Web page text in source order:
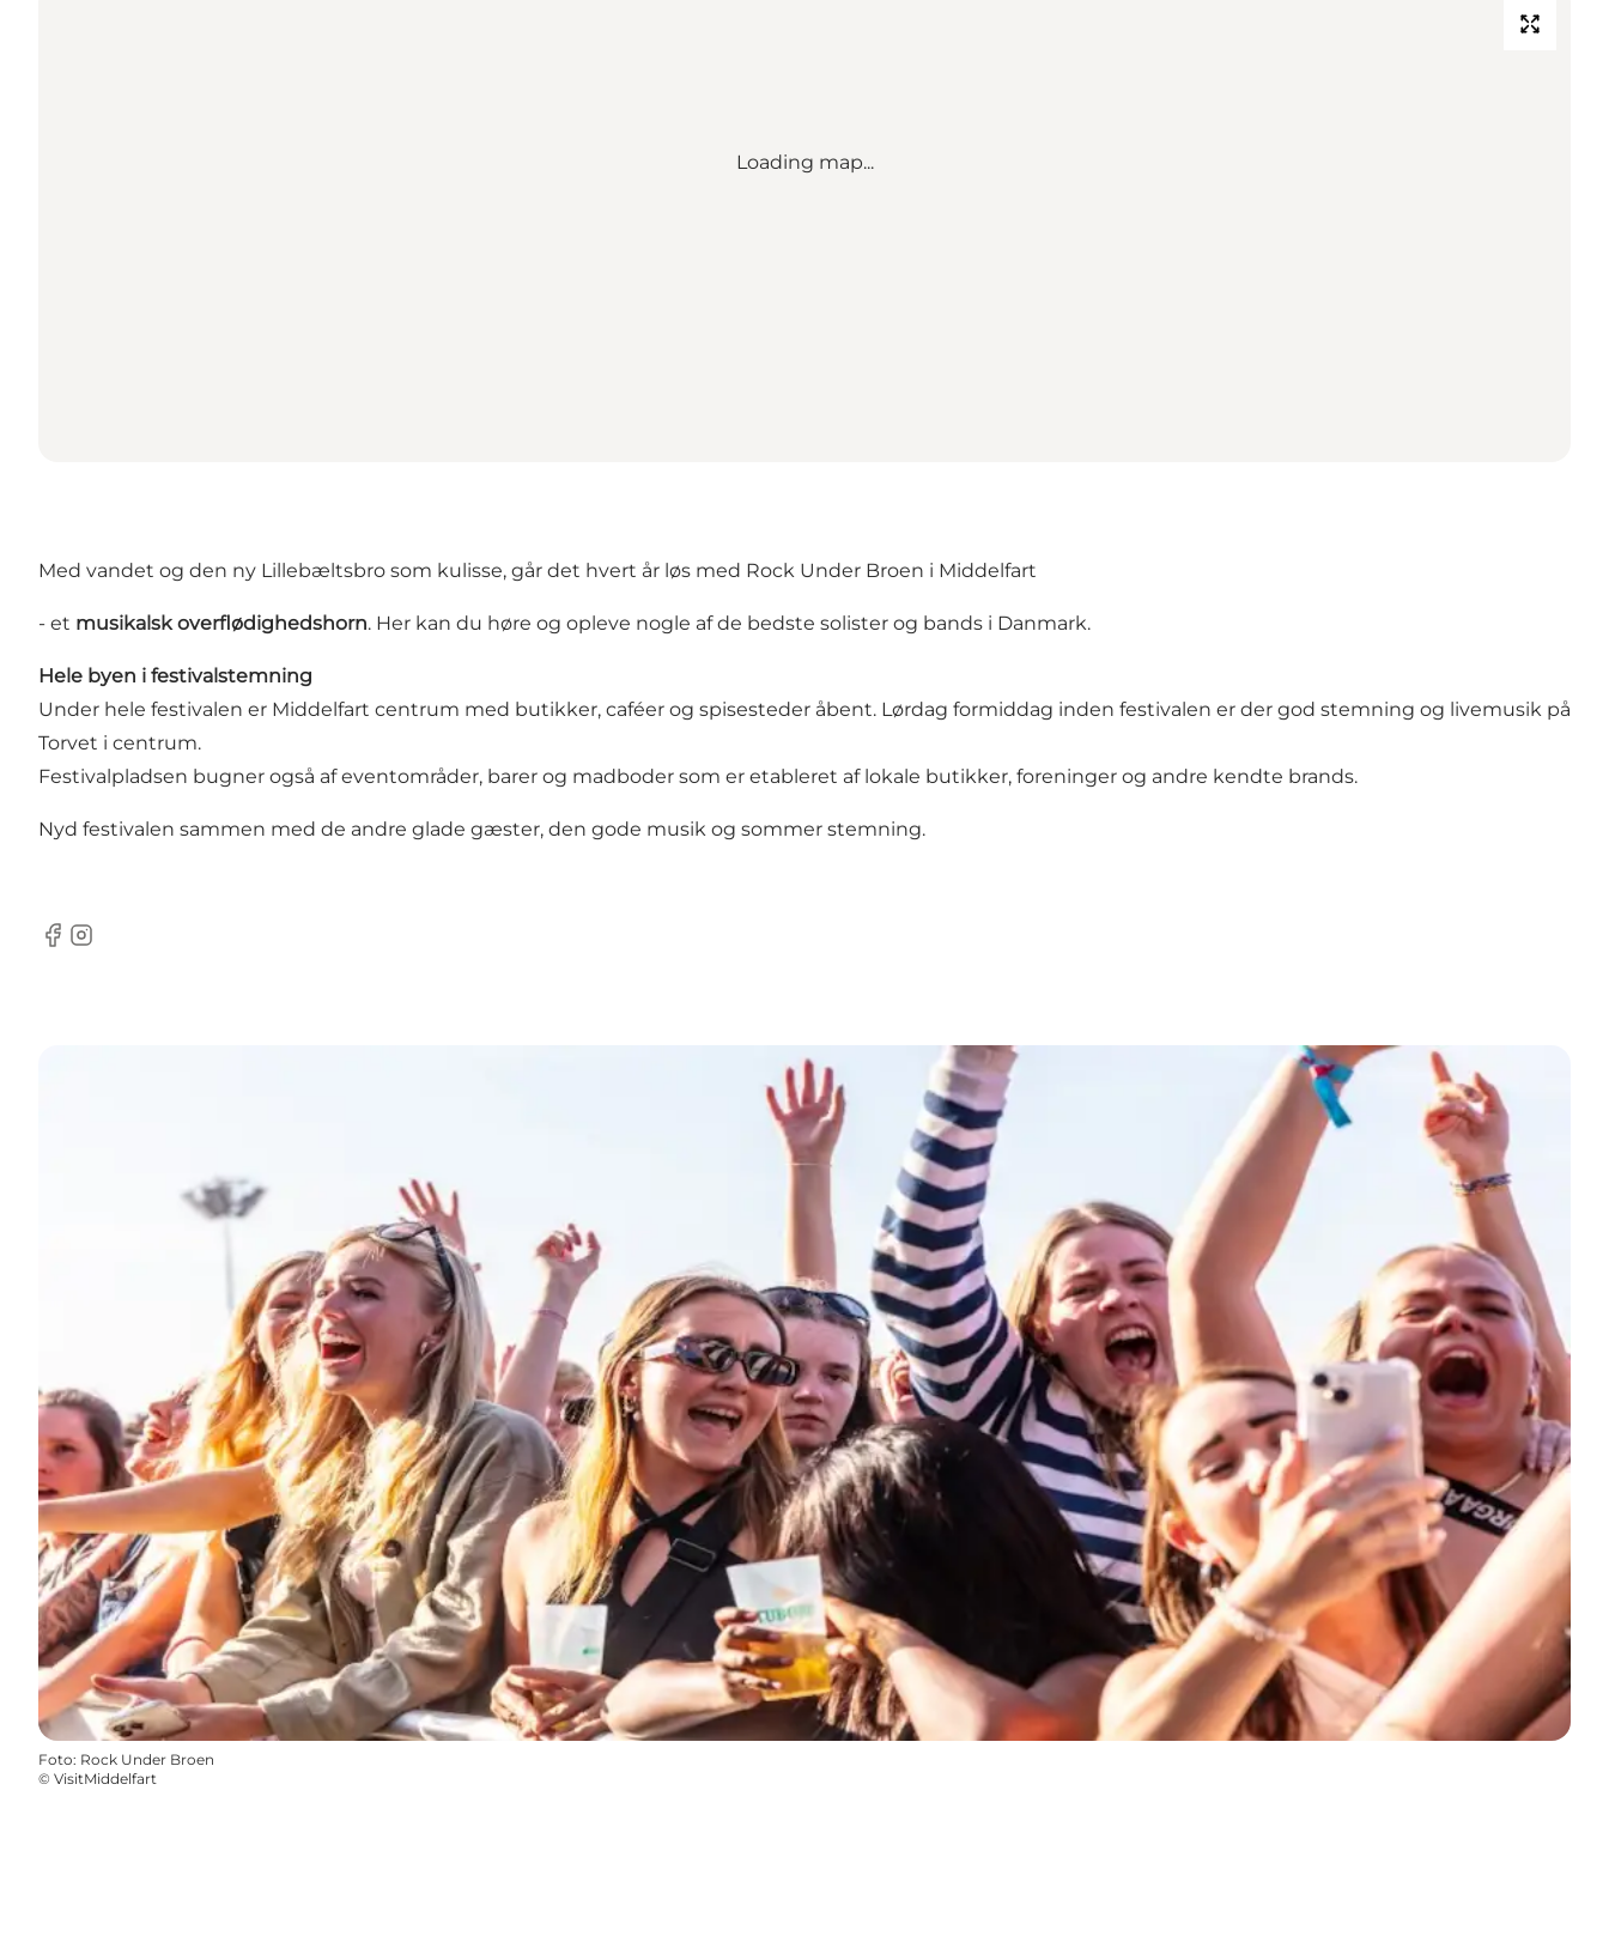
Loading map...
Med vandet og den ny Lillebæltsbro som kulisse, går det hvert år løs med Rock Under Broen i Middelfart
- et musikalsk overflødighedshorn. Her kan du høre og opleve nogle af de bedste solister og bands i Danmark.
Hele byen i festivalstemning
Under hele festivalen er Middelfart centrum med butikker, caféer og spisesteder åbent. Lørdag formiddag inden festivalen er der god stemning og livemusik på
Torvet i centrum.
Festivalpladsen bugner også af eventområder, barer og madboder som er etableret af lokale butikker, foreninger og andre kendte brands.
Nyd festivalen sammen med de andre glade gæster, den gode musik og sommer stemning.
Facebook
Instagram
Foto: Rock Under Broen
© VisitMiddelfart